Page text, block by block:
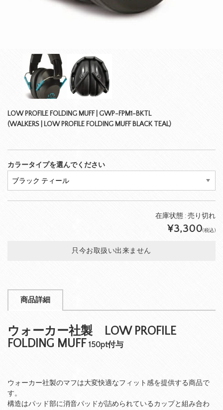
LOW PROFILE FOLDING MUFF | GWP-FPM1-BKTL
(WALKERS | LOW PROFILE FOLDING MUFF BLACK TEAL)
カラータイプを選んでください
在庫状態 :売り切れ
¥3,300(税込)
只今お取扱い出来ません
商品詳細
ウォーカー社製 LOW PROFILE
FOLDING MUFF 150pt付与
ウォーカー社製のマフは大変快適なフィット感を提供する商品で
す。
構造はパッド部に消音パッドが詰められているカップと組み合わ